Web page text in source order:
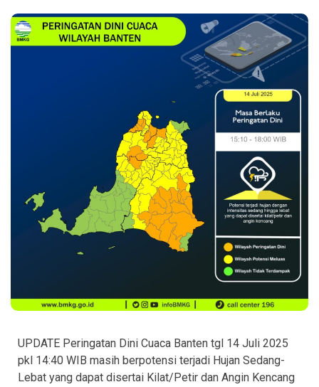
UPDATE Peringatan Dini Cuaca Banten tgl 14 Juli 2025
pkl 14:40 WIB masih berpotensi terjadi Hujan Sedang-
Lebat yang dapat disertai Kilat/Petir dan Angin Kencang